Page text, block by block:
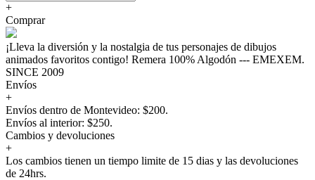
+
Comprar
¡Lleva la diversión y la nostalgia de tus personajes de dibujos
animados favoritos contigo! Remera 100% Algodón --- EMEXEM.
SINCE 2009
Envíos
+
Envíos dentro de Montevideo: $200.
Envíos al interior: $250.
Cambios y devoluciones
+
Los cambios tienen un tiempo limite de 15 dias y las devoluciones
de 24hrs.